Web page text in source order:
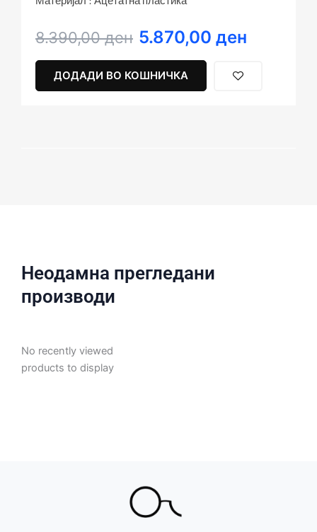
8.390,00ден
Original
was:
8.390,00 ден.
5.870,00 ден
Current
5.870,00 ден.
ДОДАДИ ВО КОШНИЧКА
Неодамна прегледани
производи
No recently viewed
products to display